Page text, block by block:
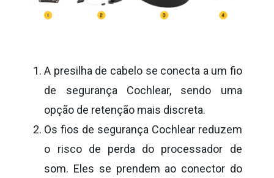
A presilha de cabelo se conecta a um fio
de segurança Cochlear, sendo uma
opção de retenção mais discreta.
Os fios de segurança Cochlear reduzem
o risco de perda do processador de
som. Eles se prendem ao conector do